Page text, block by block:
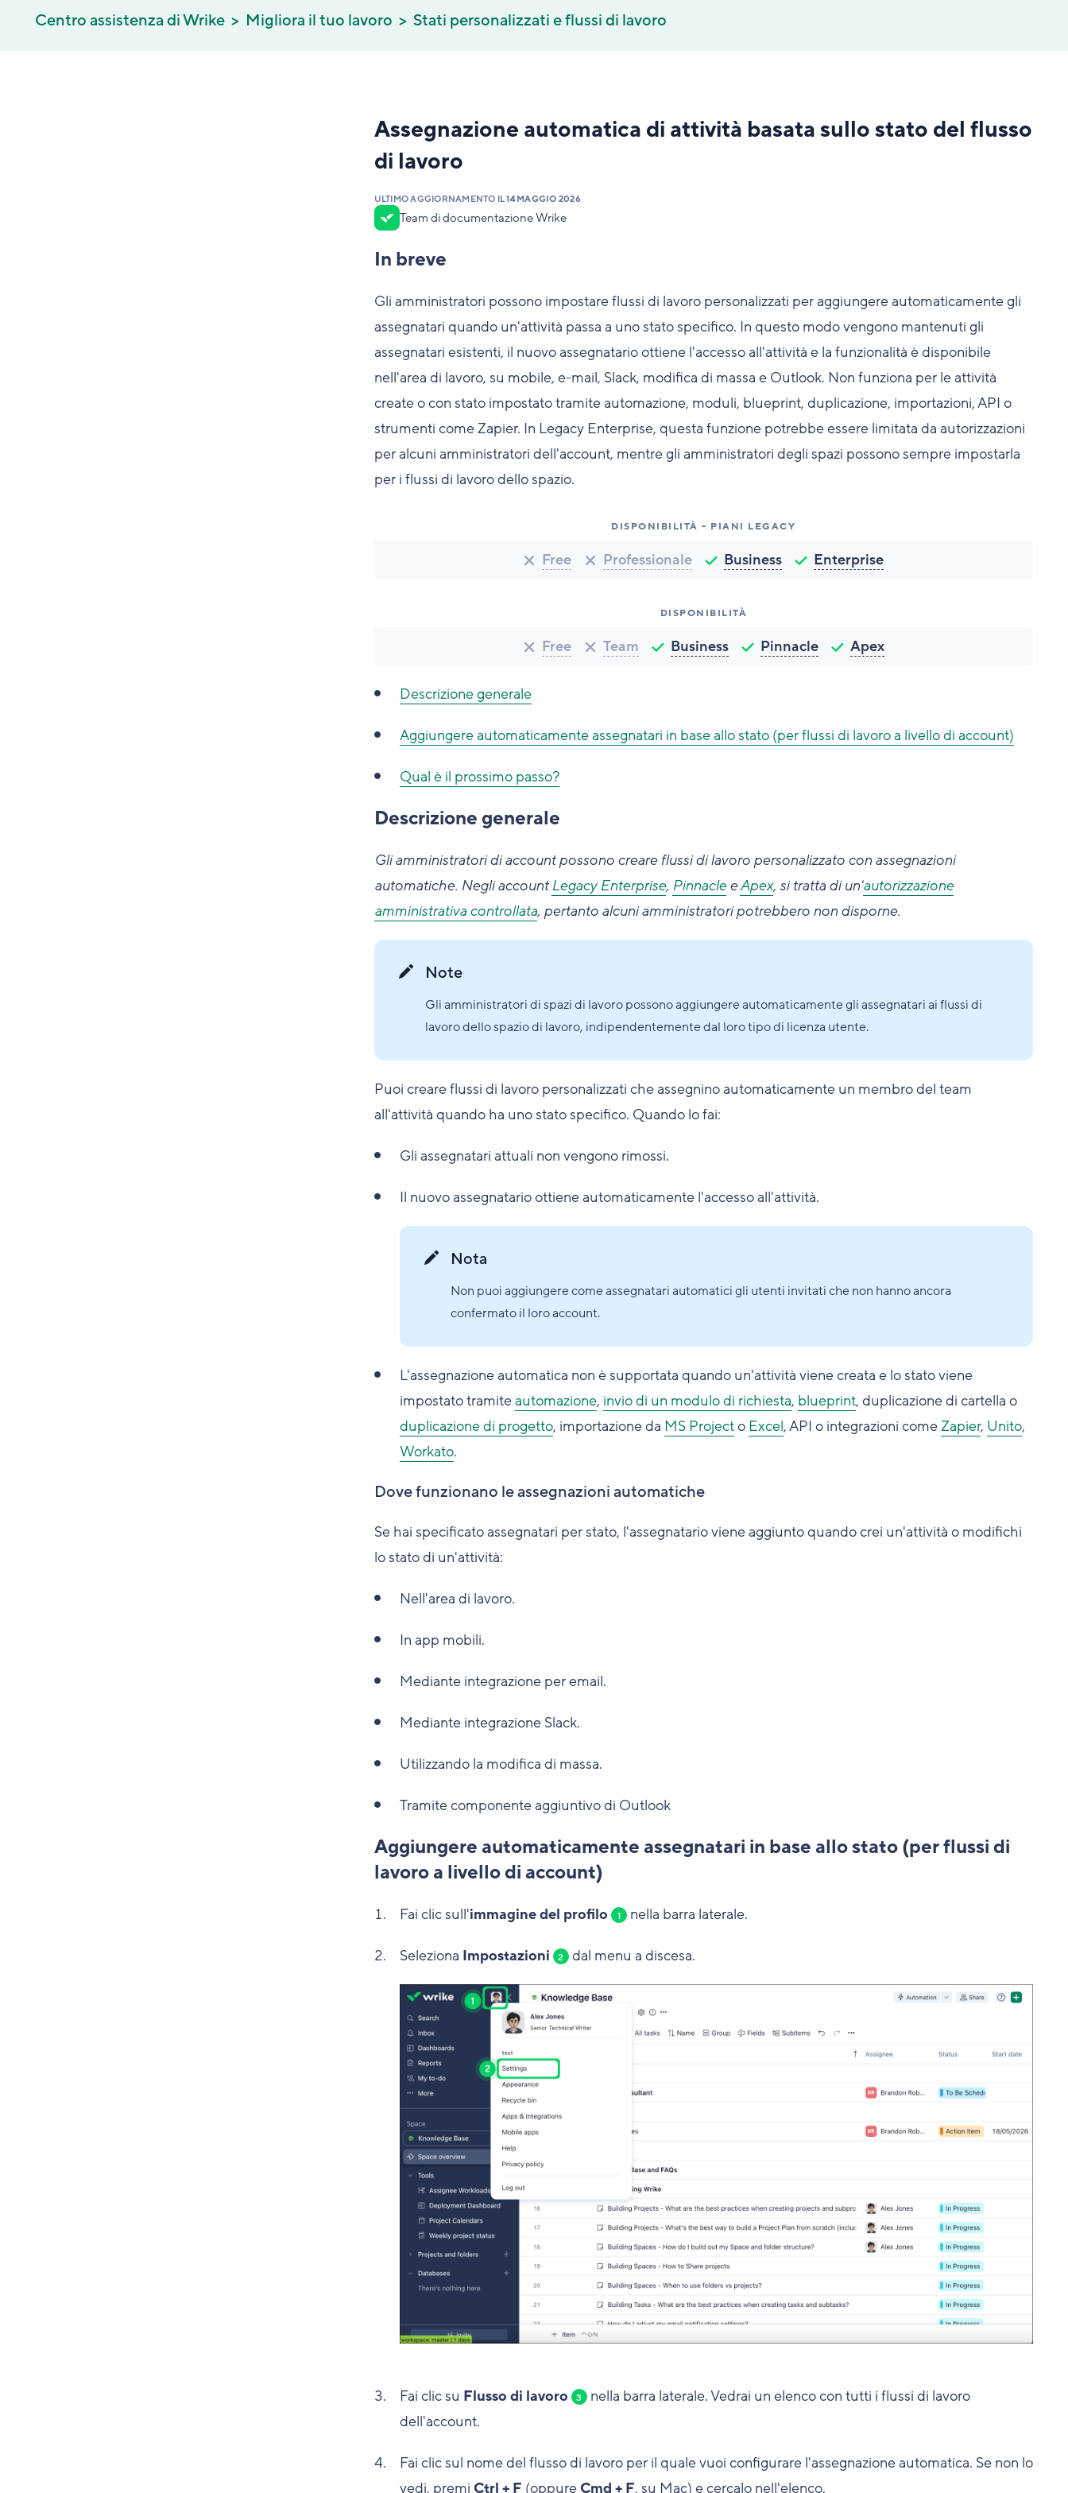
Centro assistenza di Wrike Migliora il tuo lavoro Stati personalizzati e flussi di lavoro
Assegnazione automatica di attività basata sullo stato del flusso
di lavoro
ULTIMO AGGIORNAMENTO IL14 MAGGIO 2026
Team di documentazione Wrike
In breve
Gli amministratori possono impostare flussi di lavoro personalizzati per aggiungere automaticamente gli
assegnatari quando un'attività passa a uno stato specifico. In questo modo vengono mantenuti gli
assegnatari esistenti, il nuovo assegnatario ottiene l'accesso all'attività e la funzionalità è disponibile
nell'area di lavoro, su mobile, e-mail, Slack, modifica di massa e Outlook. Non funziona per le attività
create o con stato impostato tramite automazione, moduli, blueprint, duplicazione, importazioni, API o
strumenti come Zapier. In Legacy Enterprise, questa funzione potrebbe essere limitata da autorizzazioni
per alcuni amministratori dell'account, mentre gli amministratori degli spazi possono sempre impostarla
per i flussi di lavoro dello spazio.
DISPONIBILITÀ - PIANI LEGACY
Free Professionale Business Enterprise
DISPONIBILITÀ
Free Team Business Pinnacle Apex
Descrizione generale
Aggiungere automaticamente assegnatari in base allo stato (per flussi di lavoro a livello di account)
Qual è il prossimo passo?
Descrizione generale
Gli amministratori di account possono creare flussi di lavoro personalizzato con assegnazioni
automatiche. Negli account Legacy Enterprise, PinnacleeApex, si tratta di un'autorizzazione
amministrativa controllata, pertanto alcuni amministratori potrebbero non disporne.
Note
Gli amministratori di spazi di lavoro possono aggiungere automaticamente gli assegnatari ai flussi di
lavoro dello spazio di lavoro, indipendentemente dal loro tipo di licenza utente.
Puoi creare flussi di lavoro personalizzati che assegnino automaticamente un membro del team
all'attività quando ha uno stato specifico. Quando lo fai:
Gli assegnatari attuali non vengono rimossi.
Il nuovo assegnatario ottiene automaticamente l'accesso all'attività.
Nota
Non puoi aggiungere come assegnatari automatici gli utenti invitati che non hanno ancora
confermato il loro account.
L'assegnazione automatica non è supportata quando un'attività viene creata e lo stato viene
impostato tramiteautomazione, invio di un modulo di richiesta, blueprint, duplicazione di cartella o
duplicazione di progetto, importazione da MS Projecto Excel, API o integrazioni comeZapier, Unito,
Workato.
Dove funzionano le assegnazioni automatiche
Se hai specificato assegnatari per stato, l'assegnatario viene aggiunto quando crei un'attività o modifichi
lo stato di un'attività:
Nell'area di lavoro.
In app mobili.
Mediante integrazione per email.
Mediante integrazione Slack.
Utilizzando la modifica di massa.
Tramite componente aggiuntivo di Outlook
Aggiungere automaticamente assegnatari in base allo stato (per flussi di
lavoro a livello di account)
Fai clic sull'immagine del profilo 1 nella barra laterale.
Seleziona Impostazioni 2 dal menu a discesa.
Fai clic su Flusso di lavoro 3 nella barra laterale. Vedrai un elenco con tutti i flussi di lavoro
dell'account.
Fai clic sul nome del flusso di lavoro per il quale vuoi configurare l'assegnazione automatica. Se non lo
vedi, premi Ctrl + F (oppureCmd + F, su Mac) e cercalo nell'elenco.